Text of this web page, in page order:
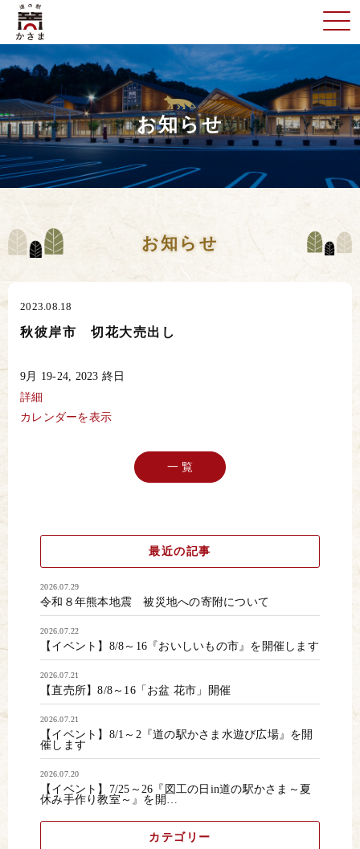
お知らせ
お知らせ
2023.08.18
秋彼岸市 切花大売出し
秋
彼
岸
切
9月 19-24, 2023 終日
詳細
カレンダーを表示
一 覧
最近の記事
2026.07.29
令和８年熊本地震 被災地への寄附について
2026.07.22
【イベント】8/8～16『おいしいもの市』を開催します
2026.07.21
【直売所】8/8～16「お盆 花市」開催
2026.07.21
【イベント】8/1～2『道の駅かさま水遊び広場』を開
催します
2026.07.20
【イベント】7/25～26『図工の日in道の駅かさま～夏
休み手作り教室～』を開…
カテゴリー